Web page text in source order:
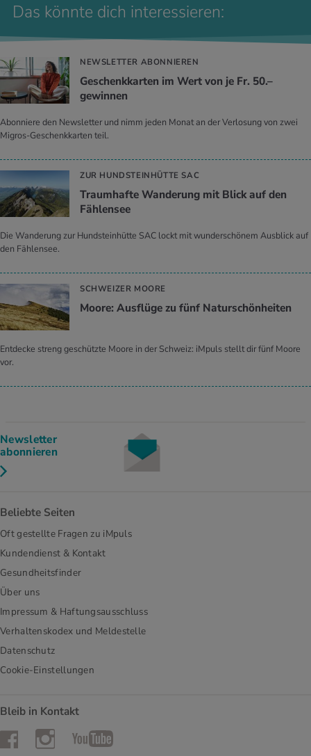
Das könnte dich interessieren:
NEWSLETTER ABONNIEREN
Geschenkkarten im Wert von je Fr. 50.–
gewinnen
Abonniere den Newsletter und nimm jeden Monat an der Verlosung von zwei
Migros-Geschenkkarten teil.
ZUR HUNDSTEINHÜTTE SAC
Traumhafte Wanderung mit Blick auf den
Fählensee
Die Wanderung zur Hundsteinhütte SAC lockt mit wunderschönem Ausblick auf
den Fählensee.
SCHWEIZER MOORE
Moore: Ausflüge zu fünf Naturschönheiten
Entdecke streng geschützte Moore in der Schweiz: iMpuls stellt dir fünf Moore
vor.
Newsletter
abonnieren
Beliebte Seiten
Oft gestellte Fragen zu iMpuls
Kundendienst & Kontakt
Gesundheitsfinder
Über uns
Impressum & Haftungsausschluss
Verhaltenskodex und Meldestelle
Datenschutz
Cookie-Einstellungen
Bleib in Kontakt
FacebookInstagramYouTube